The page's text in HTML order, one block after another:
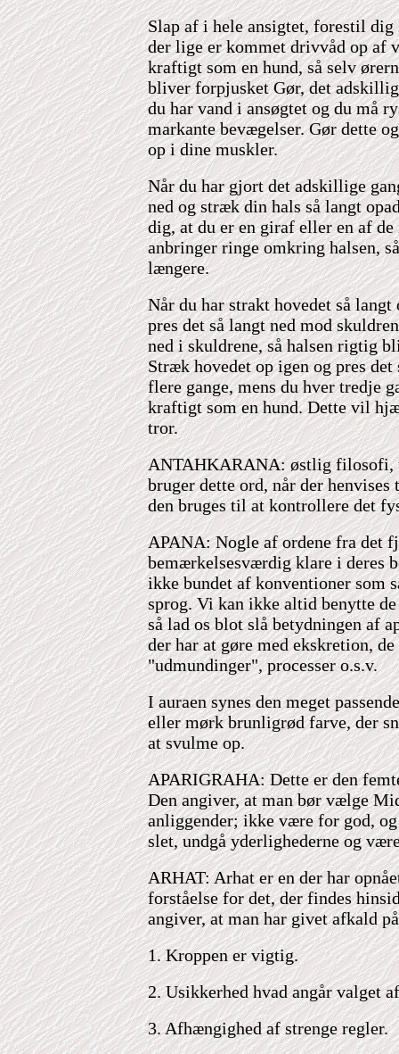
Slap af i hele ansigtet, forestil dig
der lige er kommet drivvåd op af
kraftigt som en hund, så selv
bliver forpjusket Gør, det
du har vand i ansøgtet og du må
markante bevægelser. Gør dette
op i dine muskler.
Når du har gjort det adskillige
ned og stræk din hals så langt
dig, at du er en giraf eller en af
anbringer ringe omkring halsen,
længere.
Når du har strakt hovedet så langt
pres det så langt ned mod
ned i skuldrene, så halsen rigtig
Stræk hovedet op igen og pres det
flere gange, mens du hver tredje
kraftigt som en hund. Dette vil
tror.
ANTAHKARANA: østlig filosofi,
bruger dette ord, når der
den bruges til at kontrollere det
APANA: Nogle af ordene fra det
bemærkelsesværdig klare i deres
ikke bundet af konventioner som
sprog. Vi kan ikke altid benytte
så lad os blot slå betydningen af
der har at gøre med ekskretion,
"udmundinger", processer o.s.v.
I auraen synes den meget
eller mørk brunligrød farve, der
at svulme op.
APARIGRAHA: Dette er den
Den angiver, at man bør vælge
anliggender; ikke være for god,
slet, undgå yderlighederne og
ARHAT: Arhat er en der har
forståelse for det, der findes
angiver, at man har givet afkald
1. Kroppen er vigtig.
2. Usikkerhed hvad angår valget
3. Afhængighed af strenge regler.